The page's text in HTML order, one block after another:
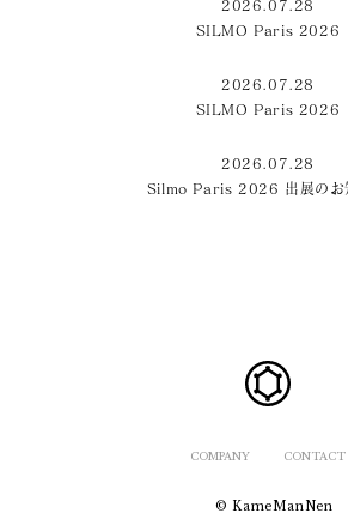
2026.07.28
SILMO Paris 2026
2026.07.28
SILMO Paris 2026
2026.07.28
Silmo Paris 2026 出展のお
COMPANY CONTACT
© KameManNen